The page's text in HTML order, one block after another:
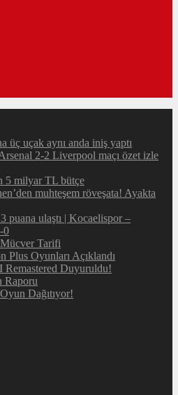
üç uçak aynı anda iniş yaptı
2-2 Liverpool maçı özet izle
5 milyar TL bütçe
muhteşem röveşata! Ayakta
puana ulaştı | Kocaelispor –
0
Tarifi
Plus Oyunları Açıklandı
Duyuruldu!
Raporu
Dağıtıyor!